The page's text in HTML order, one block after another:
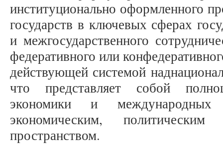
институционально оформленного
государств в ключевых сферах
и межгосударственного
федеративного или
действующей системой
что представляет собой
экономики и
экономическим, политическим
пространством.